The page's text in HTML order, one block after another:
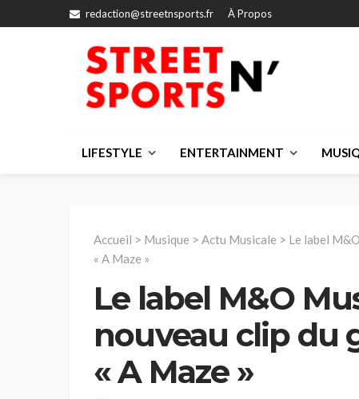
redaction@streetnsports.fr À Propos
LIFESTYLE ENTERTAINMENT
Accueil > Musique > Actu Musicale > Le label
« A Maze »
Le label M&O
nouveau clip du
« A Maze »